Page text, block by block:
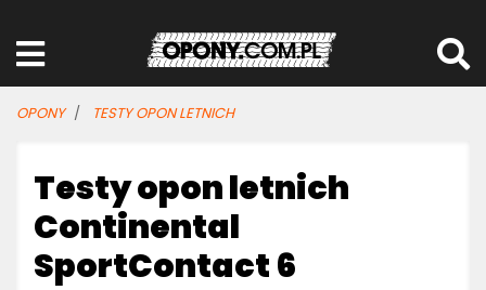
OPONY TESTY OPON LETNICH
Testy opon letnich
Continental
SportContact 6